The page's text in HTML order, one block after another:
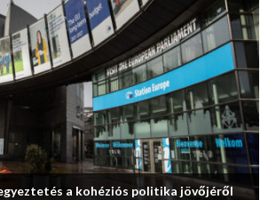
a kohéziós politika jövőjéről